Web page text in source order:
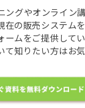
グやオンライン
在の販売システム
ームをご提供して
て知りたい方はお